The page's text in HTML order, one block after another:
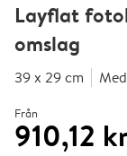
Layflat
omslag
39 x 29 cm
Från
910,12